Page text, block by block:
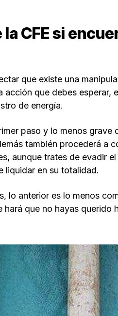
la CFE si
que existe una
acción que debes esperar,
de energía.
paso y lo menos grave
también procederá a
aunque trates de evadir
liquidar en su totalidad.
lo anterior es lo menos
hará que no hayas querido